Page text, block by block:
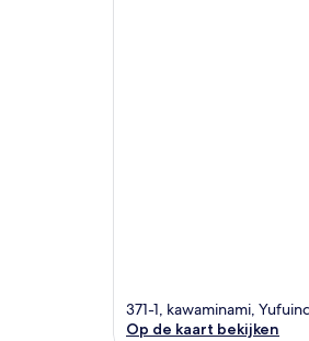
371-1, kawaminami,
Op de kaart bekijken